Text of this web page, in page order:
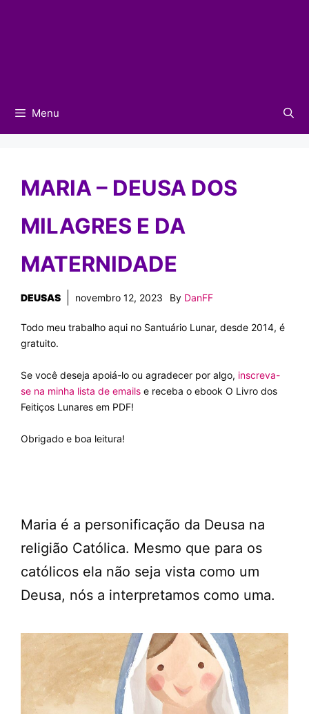
Menu
MARIA – DEUSA DOS
MILAGRES E DA
MATERNIDADE
DEUSAS novembro 12, 2023 By DanFF
Todo meu trabalho aqui no Santuário Lunar, desde 2014, é
gratuito.
Se você deseja apoiá-lo ou agradecer por algo, inscreva-
se na minha lista de emails e receba o ebook O Livro dos
Feitiços Lunares em PDF!
Obrigado e boa leitura!
Maria é a personificação da Deusa na
religião Católica. Mesmo que para os
católicos ela não seja vista como um
Deusa, nós a interpretamos como uma.